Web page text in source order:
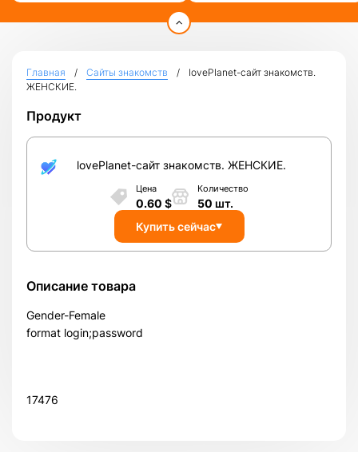
Главная Сайты знакомств
lovePlanet-сайт знакомств.
ЖЕНСКИЕ.
Продукт
lovePlanet-сайт знакомств. ЖЕНСКИЕ.
Цена
0.60 $
Количество
50 шт.
Купить сейчас
Описание товара
Gender-Female
format login;password
17476